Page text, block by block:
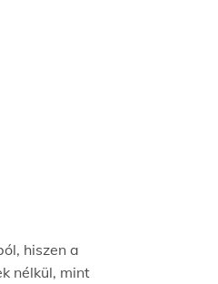
hiszen a
nélkül, mint